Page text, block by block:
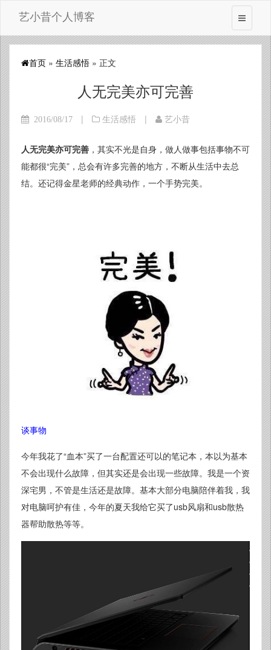
艺小昔个人博客
首页 » 生活感悟 » 正文
人无完美亦可完善
2016/08/17 | 生活感悟 | 艺小昔
人无完美亦可完善 ，其实不光是自身，做人做事包括事物不可
能都很“完美”，总会有许多完善的地方，不断从生活中去总
结。还记得金星老师的经典动作，一个手势完美。
谈事物
今年我花了“血本”买了一台配置还可以的笔记本，本以为基本
不会出现什么故障，但其实还是会出现一些故障。我是一个资
深宅男，不管是生活还是故障。基本大部分电脑陪伴着我，我
对电脑呵护有佳，今年的夏天我给它买了usb风扇和usb散热
器帮助散热等等。